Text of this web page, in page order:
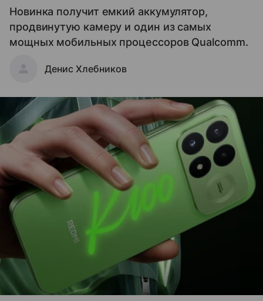
Новинка получит емкий аккумулятор,
продвинутую камеру и один из самых
мощных мобильных процессоров Qualcomm.
Денис Хлебников